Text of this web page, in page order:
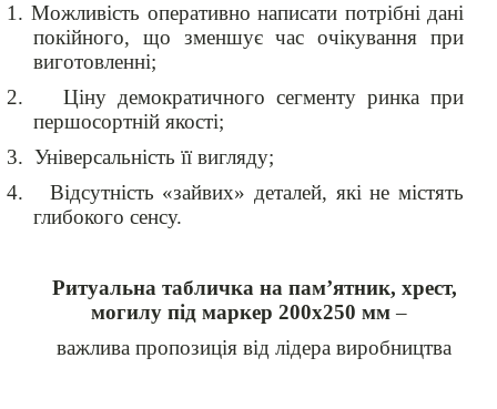
1. Можливість оперативно написати потрібні дані
покійного, що зменшує час очікування при
виготовленні;
2.
Ціну демократичного сегменту ринка при
першосортній якості;
3. Універсальність її вигляду;
4.
Відсутність «зайвих» деталей, які не містять
глибокого сенсу.
Ритуальна табличка на пам’ятник, хрест,
могилу під маркер 200х250 мм–
важлива пропозиція від лідера виробництва